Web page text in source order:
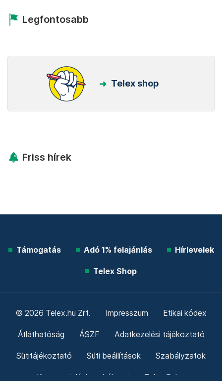
Legfontosabb
Telex shop
Friss hírek
Támogatás Adó 1% felajánlás Hírlevelek
Telex Shop
© 2026 Telex.hu Zrt. Impresszum Etikai kódex
Átláthatóság ÁSZF Adatkezelési tájékoztató
Sütitájékoztató Süti beállítások Szabályzatok
Kommentelési szabályzat Telex Sales